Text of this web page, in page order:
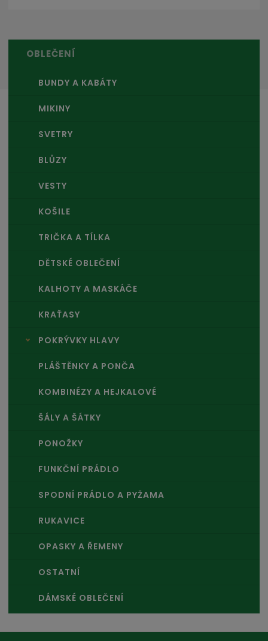
OBLEČENÍ
BUNDY A KABÁTY
MIKINY
SVETRY
BLŮZY
VESTY
KOŠILE
TRIČKA A TÍLKA
DĚTSKÉ OBLEČENÍ
KALHOTY A MASKÁČE
KRAŤASY
POKRÝVKY HLAVY
PLÁŠTĚNKY A PONČA
KOMBINÉZY A HEJKALOVÉ
ŠÁLY A ŠÁTKY
PONOŽKY
FUNKČNÍ PRÁDLO
SPODNÍ PRÁDLO A PYŽAMA
RUKAVICE
OPASKY A ŘEMENY
OSTATNÍ
DÁMSKÉ OBLEČENÍ